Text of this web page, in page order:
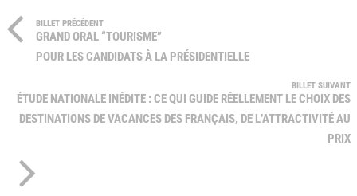
BILLET PRÉCÉDENT
GRAND ORAL “TOURISME”
POUR LES CANDIDATS À LA PRÉSIDENTIELLE
BILLET SUIVANT
ÉTUDE NATIONALE INÉDITE : CE QUI GUIDE RÉELLEMENT LE CHOIX DES
DESTINATIONS DE VACANCES DES FRANÇAIS, DE L’ATTRACTIVITÉ AU
PRIX